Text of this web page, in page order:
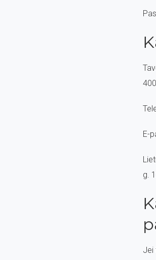
E-
g.
Jei